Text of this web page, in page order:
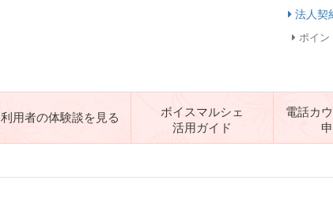
法人契
ポイン
利用者の体験談を見る
ボイスマルシェ
活用ガイド
電話カ